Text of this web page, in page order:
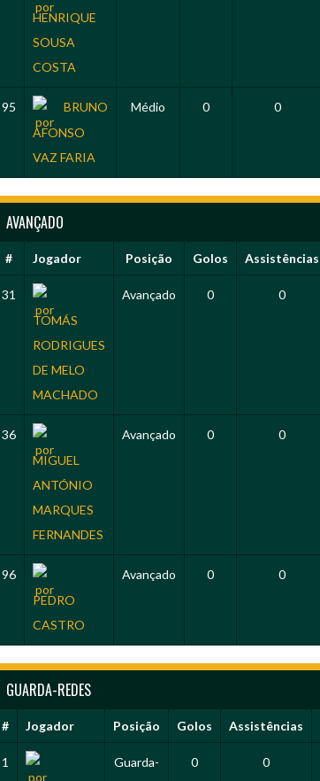
HENRIQUE
SOUSA
COSTA
95
BRUNO
AFONSO
VAZ FARIA
Médio 0 0
AVANÇADO
# Jogador Posição Golos Assistências
31
TOMÁS
RODRIGUES
DE MELO
MACHADO
Avançado 0 0
36
MIGUEL
ANTÓNIO
MARQUES
FERNANDES
Avançado 0 0
96
PEDRO
CASTRO
Avançado 0 0
GUARDA-REDES
# Jogador Posição Golos Assistências
1
Guarda-
0 0